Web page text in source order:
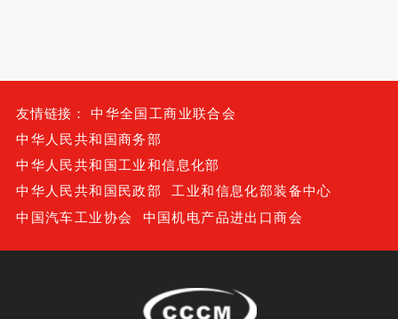
友情链接：
中华全国工商业联合会
中华人民共和国商务部
中华人民共和国工业和信息化部
中华人民共和国民政部
工业和信息化部装备中心
中国汽车工业协会
中国机电产品进出口商会